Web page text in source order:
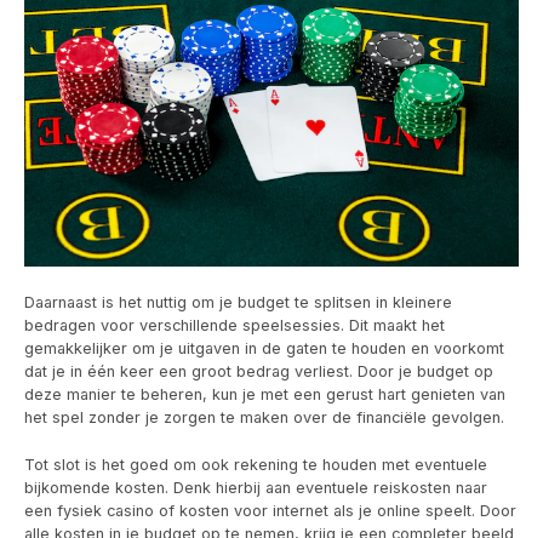
Daarnaast is het nuttig om je budget te splitsen in kleinere
bedragen voor verschillende speelsessies. Dit maakt het
gemakkelijker om je uitgaven in de gaten te houden en voorkomt
dat je in één keer een groot bedrag verliest. Door je budget op
deze manier te beheren, kun je met een gerust hart genieten van
het spel zonder je zorgen te maken over de financiële gevolgen.
Tot slot is het goed om ook rekening te houden met eventuele
bijkomende kosten. Denk hierbij aan eventuele reiskosten naar
een fysiek casino of kosten voor internet als je online speelt. Door
alle kosten in je budget op te nemen, krijg je een completer beeld